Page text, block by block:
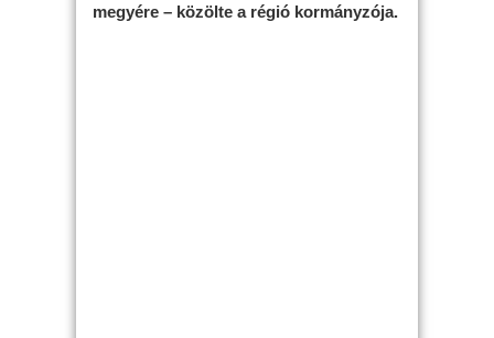
megyére – közölte a régió kormányzója.